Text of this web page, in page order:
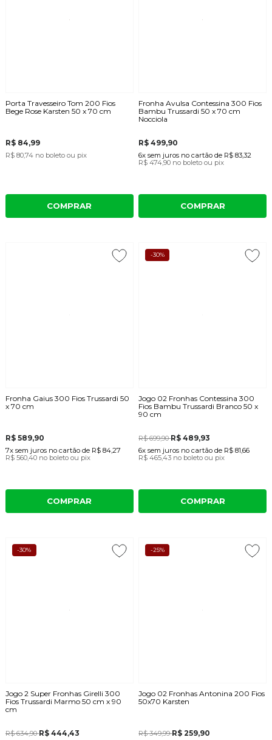
Porta Travesseiro Tom 200 Fios
Bege Rose Karsten 50 x 70 cm
R$ 84,99
R$ 80,74 no boleto ou pix
COMPRAR
Fronha Avulsa Contessina 300 Fios
Bambu Trussardi 50 x 70 cm
Nocciola
R$ 499,90
6x sem juros no cartão de R$ 83,32
R$ 474,90 no boleto ou pix
COMPRAR
Fronha Gaius 300 Fios Trussardi 50
x 70 cm
R$ 589,90
7x sem juros no cartãode R$ 84,27
R$ 560,40 no boleto ou pix
COMPRAR
-30%
Jogo 02 Fronhas Contessina 300
Fios Bambu Trussardi Branco 50 x
90 cm
R$ 699,90R$ 489,93
6x sem juros no cartão de R$ 81,66
R$ 465,43 no boleto ou pix
COMPRAR
-30%
Jogo 2 Super Fronhas Girelli 300
Fios Trussardi Marmo 50 cm x 90
cm
R$ 634,90R$ 444,43
-25%
Jogo 02 Fronhas Antonina 200 Fios
50x70 Karsten
R$ 349,99R$ 259,90